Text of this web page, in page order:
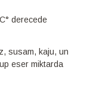
derecede
susam, kaju, un
eser miktarda